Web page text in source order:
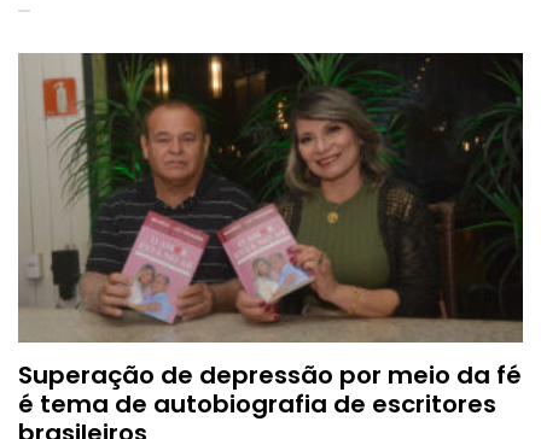
Superação de depressão por meio da fé
é tema de autobiografia de escritores